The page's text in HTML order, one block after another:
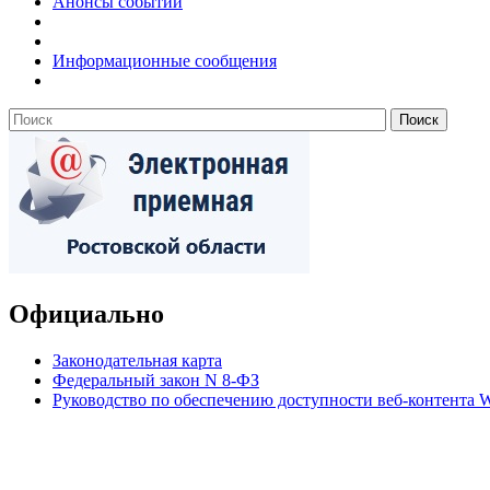
Информационные сообщения
Официально
Законодательная карта
Федеральный закон N 8-ФЗ
Руководство по обеспечению доступности веб-контента